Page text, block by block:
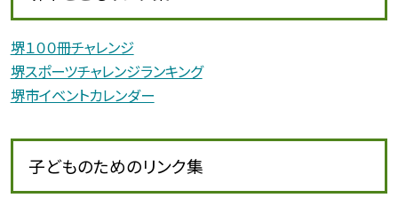
堺１００冊チャレンジ
堺スポーツチャレンジランキング
堺市イベントカレンダー
子どものためのリンク集